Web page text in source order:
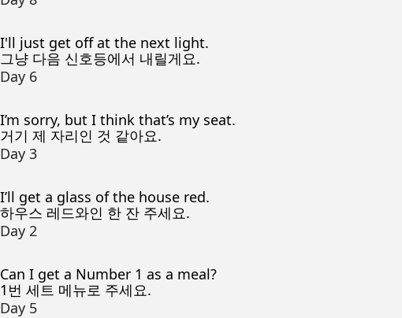
I'll just get off at the next light.
그냥 다음 신호등에서 내릴게요.
Day 6
I’m sorry, but I think that’s my seat.
거기 제 자리인 것 같아요.
Day 3
I’ll get a glass of the house red.
하우스 레드와인 한 잔 주세요.
Day 2
Can I get a Number 1 as a meal?
1번 세트 메뉴로 주세요.
Day 5